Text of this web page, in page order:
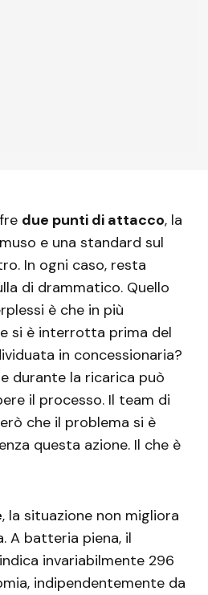
due punti di attacco, la
e una standard sul
In ogni caso, resta
di drammatico. Quello
è che in più
si è interrotta prima del
in concessionaria?
durante la ricarica può
il processo. Il team di
che il problema si è
questa azione. Il che è
, la situazione non migliora
A batteria piena, il
invariabilmente 296
indipendentemente da